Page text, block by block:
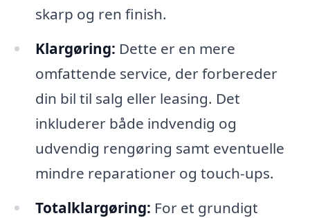
skarp og ren finish.
Klargøring: Dette er en mere
omfattende service, der forbereder
din bil til salg eller leasing. Det
inkluderer både indvendig og
udvendig rengøring samt eventuelle
mindre reparationer og touch-ups.
Totalklargøring: For et grundigt